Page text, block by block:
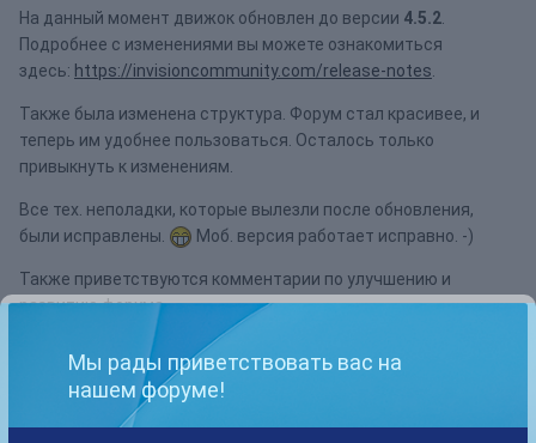
На данный момент движок обновлен до версии 4.5.2
Подробнее с изменениями вы можете ознакомиться
здесь: https://invisioncommunity.com/release-notes
Также была изменена структура. Форум стал красивее, и
теперь им удобнее пользоваться. Осталось только
привыкнуть к изменениям.
Все тех. неполадки, которые вылезли после обновления,
были исправлены.
Моб. версия работает исправно. -)
Также приветствуются комментарии по улучшению и
развитию форума.
Всем спасибо за внимание!
Мы рады приветствовать вас на
нашем форуме!